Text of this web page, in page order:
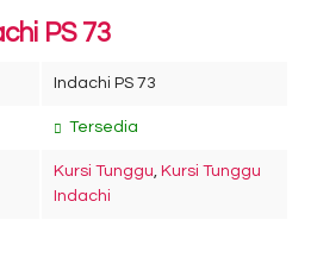
PS 73
Indachi PS 73
Tersedia
Kursi Tunggu, Kursi Tunggu
Indachi